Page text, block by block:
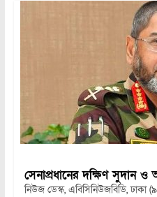
সেনাপ্রধানের দক্ষিণ
নিউজ ডেস্ক, এবিসিনিউজবিডি,